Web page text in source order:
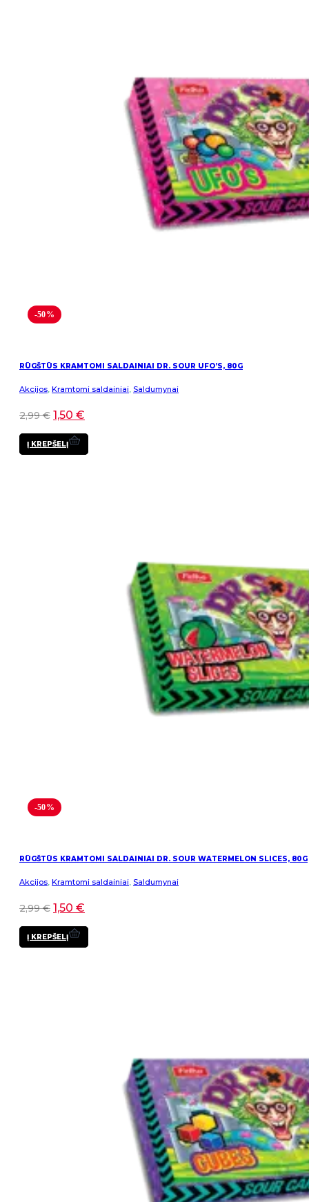
-50%
RŪGŠTŪS KRAMTOMI SALDAINIAI DR. SOUR UFO’S, 80G
Akcijos, Kramtomi saldainiai, Saldumynai
2,99€ 1,50 €
Į KREPŠELĮ
-50%
RŪGŠTŪS KRAMTOMI SALDAINIAI DR. SOUR WATERMELON SLICES, 80G
Akcijos, Kramtomi saldainiai, Saldumynai
2,99€ 1,50 €
Į KREPŠELĮ